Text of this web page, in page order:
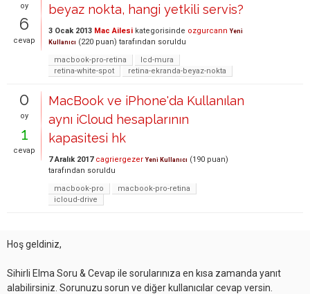
oy
6
cevap
beyaz nokta, hangi yetkili servis?
3 Ocak 2013 Mac Ailesi kategorisinde ozgurcann Yeni
Kullanıcı (220 puan) tarafından soruldu
macbook-pro-retina
lcd-mura
retina-white-spot
retina-ekranda-beyaz-nokta
0
oy
1
cevap
MacBook ve iPhone'da Kullanılan
aynı iCloud hesaplarının
kapasitesi hk
7 Aralık 2017 cagriergezer Yeni Kullanıcı (190 puan)
tarafından soruldu
macbook-pro
macbook-pro-retina
icloud-drive
Hoş geldiniz,
Sihirli Elma Soru & Cevap ile sorularınıza en kısa zamanda yanıt
alabilirsiniz. Sorunuzu sorun ve diğer kullanıcılar cevap versin.